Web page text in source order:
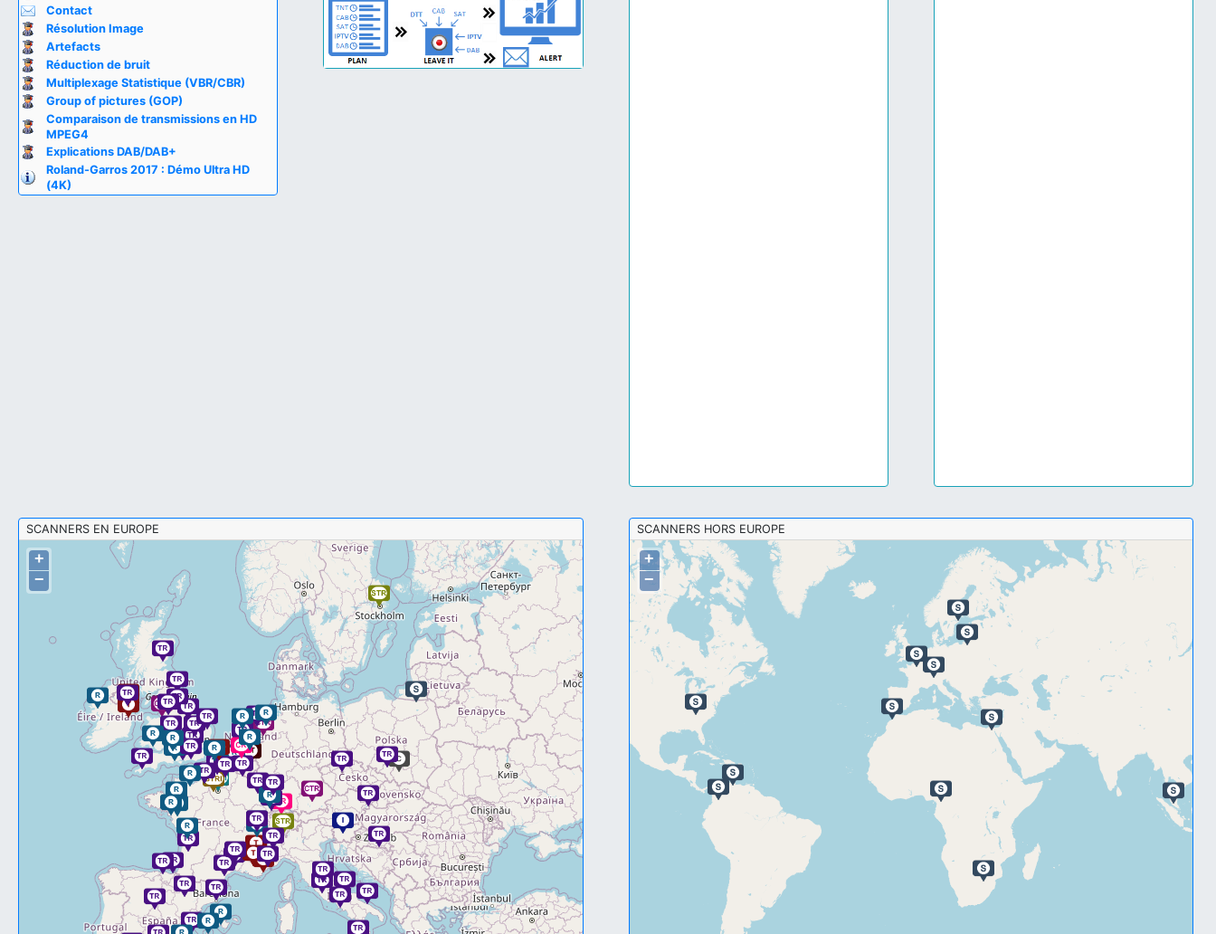
Contact
Résolution Image
Artefacts
Réduction de bruit
Multiplexage Statistique (VBR/CBR)
Group of pictures (GOP)
Comparaison de transmissions en HD
MPEG4
Explications DAB/DAB+
Roland-Garros 2017 : Démo Ultra HD
(4K)
SCANNERS EN EUROPE
+
−
SCANNERS HORS EUROPE
+
−